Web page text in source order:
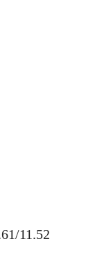
11.52